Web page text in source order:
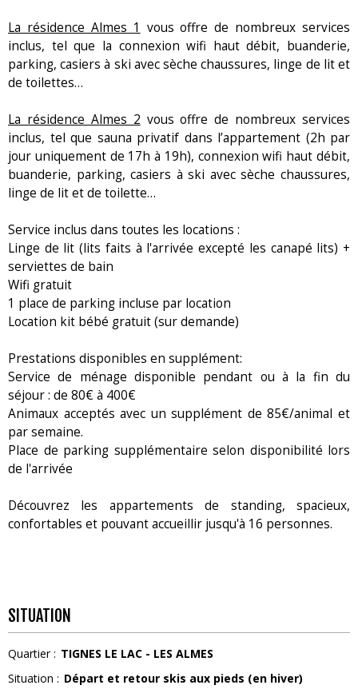
La résidence Almes 1 vous offre de nombreux services
inclus, tel que la connexion wifi haut débit, buanderie,
parking, casiers à ski avec sèche chaussures, linge de lit et
de toilettes…
La résidence Almes 2 vous offre de nombreux services
inclus, tel que sauna privatif dans l’appartement (2h par
jour uniquement de 17h à 19h), connexion wifi haut débit,
buanderie, parking, casiers à ski avec sèche chaussures,
linge de lit et de toilette…
Service inclus dans toutes les locations :
Linge de lit (lits faits à l'arrivée excepté les canapé lits) +
serviettes de bain
Wifi gratuit
1 place de parking incluse par location
Location kit bébé gratuit (sur demande)
Prestations disponibles en supplément:
Service de ménage disponible pendant ou à la fin du
séjour : de 80€ à 400€
Animaux acceptés avec un supplément de 85€/animal et
par semaine.
Place de parking supplémentaire selon disponibilité lors
de l'arrivée
Découvrez les appartements de standing, spacieux,
confortables et pouvant accueillir jusqu'à 16 personnes.
SITUATION
Quartier : TIGNES LE LAC - LES ALMES
Situation : Départ et retour skis aux pieds (en hiver)